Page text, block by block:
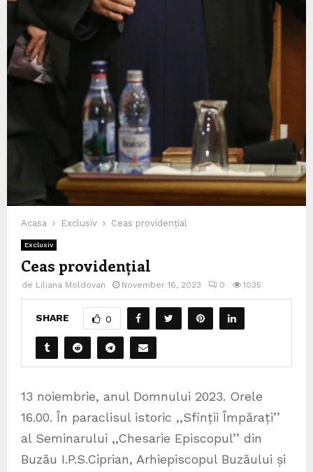
Acasa Exclusiv Ceas providențial
Exclusiv
Ceas providențial
de Liliana Moldovan November 16, 2023 0 1035
SHARE 0
13 noiembrie, anul Domnului 2023. Orele
16.00. În paraclisul istoric ,,Sfinții Împărați’’
al Seminarului ,,Chesarie Episcopul’’ din
Buzău I.P.S.Ciprian, Arhiepiscopul Buzăului și